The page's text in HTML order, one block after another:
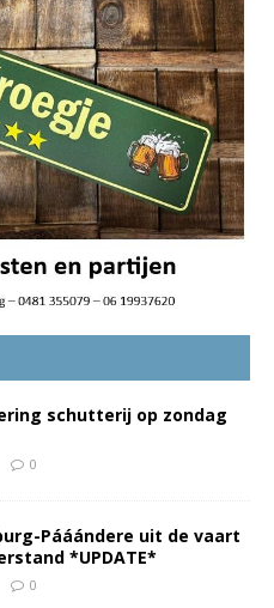
schutterij op zondag
0
Pááándere uit de vaart
*UPDATE*
0